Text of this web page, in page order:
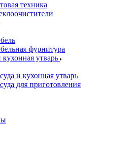
техника
фурнитура
утварь
и кухонная утварь
для приготовления